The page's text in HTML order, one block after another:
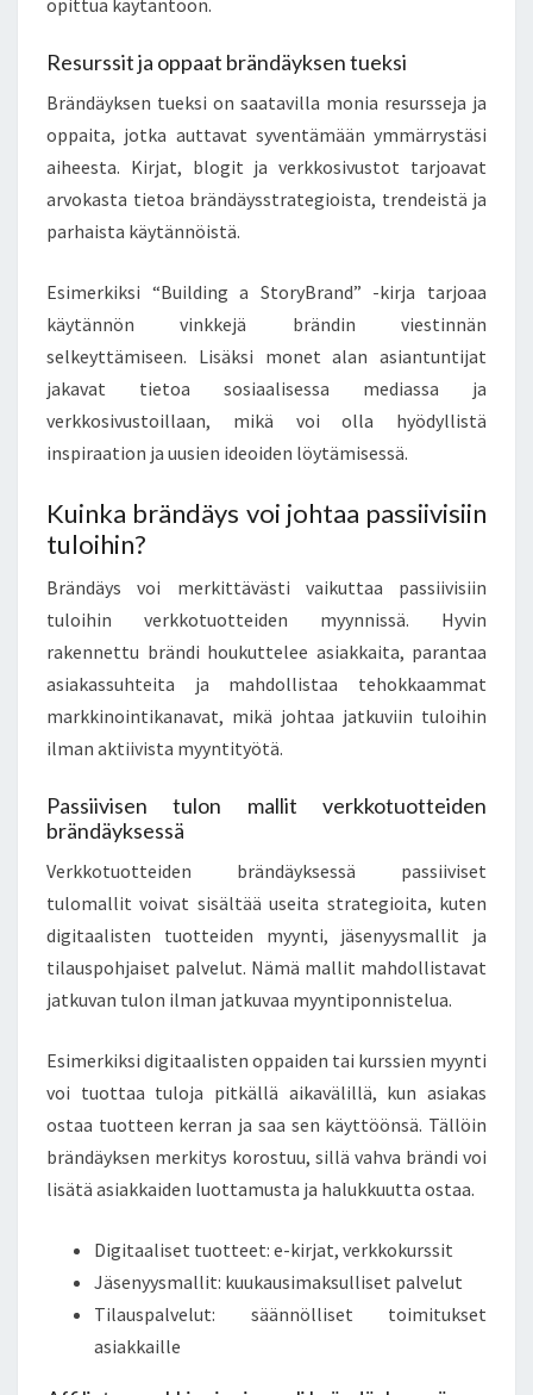
opittua käytäntöön.
Resurssit ja oppaat brändäyksen tueksi
Brändäyksen tueksi on saatavilla monia resursseja ja
oppaita, jotka auttavat syventämään ymmärrystäsi
aiheesta. Kirjat, blogit ja verkkosivustot tarjoavat
arvokasta tietoa brändäysstrategioista, trendeistä ja
parhaista käytännöistä.
Esimerkiksi “Building a StoryBrand” -kirja tarjoaa
käytännön vinkkejä brändin viestinnän
selkeyttämiseen. Lisäksi monet alan asiantuntijat
jakavat tietoa sosiaalisessa mediassa ja
verkkosivustoillaan, mikä voi olla hyödyllistä
inspiraation ja uusien ideoiden löytämisessä.
Kuinka brändäys voi johtaa passiivisiin
tuloihin?
Brändäys voi merkittävästi vaikuttaa passiivisiin
tuloihin verkkotuotteiden myynnissä. Hyvin
rakennettu brändi houkuttelee asiakkaita, parantaa
asiakassuhteita ja mahdollistaa tehokkaammat
markkinointikanavat, mikä johtaa jatkuviin tuloihin
ilman aktiivista myyntityötä.
Passiivisen tulon mallit verkkotuotteiden
brändäyksessä
Verkkotuotteiden brändäyksessä passiiviset
tulomallit voivat sisältää useita strategioita, kuten
digitaalisten tuotteiden myynti, jäsenyysmallit ja
tilauspohjaiset palvelut. Nämä mallit mahdollistavat
jatkuvan tulon ilman jatkuvaa myyntiponnistelua.
Esimerkiksi digitaalisten oppaiden tai kurssien myynti
voi tuottaa tuloja pitkällä aikavälillä, kun asiakas
ostaa tuotteen kerran ja saa sen käyttöönsä. Tällöin
brändäyksen merkitys korostuu, sillä vahva brändi voi
lisätä asiakkaiden luottamusta ja halukkuutta ostaa.
Digitaaliset tuotteet: e-kirjat, verkkokurssit
Jäsenyysmallit: kuukausimaksulliset palvelut
Tilauspalvelut: säännölliset toimitukset
asiakkaille